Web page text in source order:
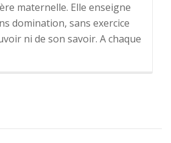
maternelle. Elle enseigne
domination, sans exercice
ni de son savoir. A chaque